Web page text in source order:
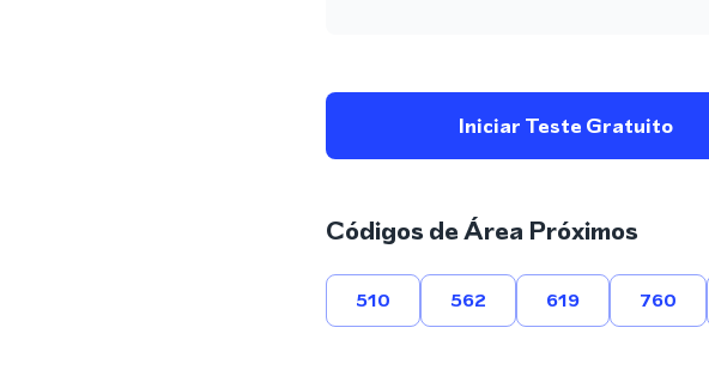
Iniciar Teste Gratuito
Códigos de Área Próximos
510 562 619 760